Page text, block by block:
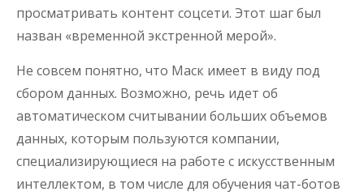
просматривать контент соцсети. Этот шаг был
назван «временной экстренной мерой».
Не совсем понятно, что Маск имеет в виду под
сбором данных. Возможно, речь идет об
автоматическом считывании больших объемов
данных, которым пользуются компании,
специализирующиеся на работе с искусственным
интеллектом, в том числе для обучения чат-ботов